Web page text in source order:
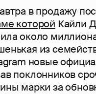
в продажу
которой Кайли
около
из
новые
поклонников
марки за